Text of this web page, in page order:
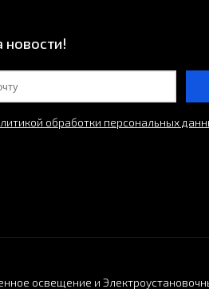
новости!
обработки персональных
освещение и